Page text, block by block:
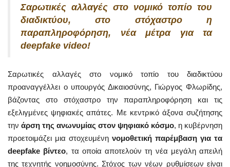
Σαρωτικές αλλαγές στο νομικό τοπίο του
διαδικτύου, στο στόχαστρο η
παραπληροφόρηση, νέα μέτρα για τα
deepfake video!
Σαρωτικές αλλαγές στο νομικό τοπίο του διαδικτύου
προαναγγέλλει ο υπουργός Δικαιοσύνης, Γιώργος Φλωρίδης,
βάζοντας στο στόχαστρο την παραπληροφόρηση και τις
εξελιγμένες ψηφιακές απάτες. Με κεντρικό άξονα συζήτησης
την άρση της ανωνυμίας στον ψηφιακό κόσμο, η κυβέρνηση
προετοιμάζει μια στοχευμένη νομοθετική παρέμβαση για τα
deepfake βίντεο, τα οποία αποτελούν τη νέα μεγάλη απειλή
της τεχνητής νοημοσύνης. Στόχος των νέων ρυθμίσεων είναι